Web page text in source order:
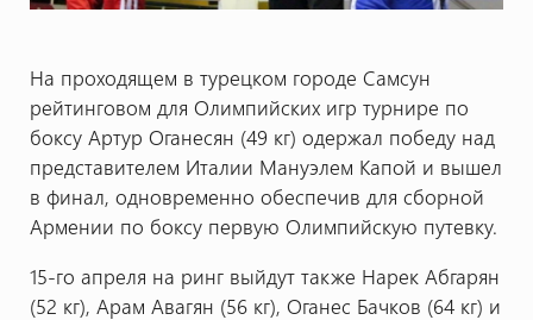
На проходящем в турецком городе Самсун
рейтинговом для Олимпийских игр турнире по
боксу Артур Оганесян (49 кг) одержал победу над
представителем Италии Мануэлем Капой и вышел
в финал, одновременно обеспечив для сборной
Армении по боксу первую Олимпийскую путевку.
15-го апреля на ринг выйдут также Нарек Абгарян
(52 кг), Арам Авагян (56 кг), Оганес Бачков (64 кг) и